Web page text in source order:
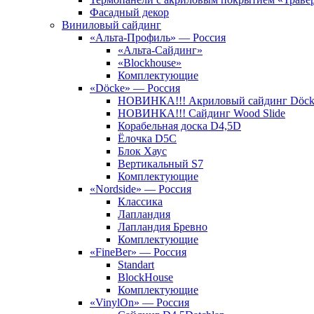
Фасадный декор
Виниловый сайдинг
«Альта-Профиль» — Россия
«Альта-Сайдинг»
«Blockhouse»
Комплектующие
«Döcke» — Россия
НОВИНКА!!! Акриловый сайдинг
НОВИНКА!!! Сайдинг Wood Slide
Корабельная доска D4,5D
Ёлочка D5C
Блок Хаус
Вертикальный S7
Комплектующие
«Nordside» — Россия
Классика
Лапландия
Лапландия Бревно
Комплектующие
«FineBer» — Россия
Standart
BlockHouse
Комплектующие
«VinylOn» — Россия